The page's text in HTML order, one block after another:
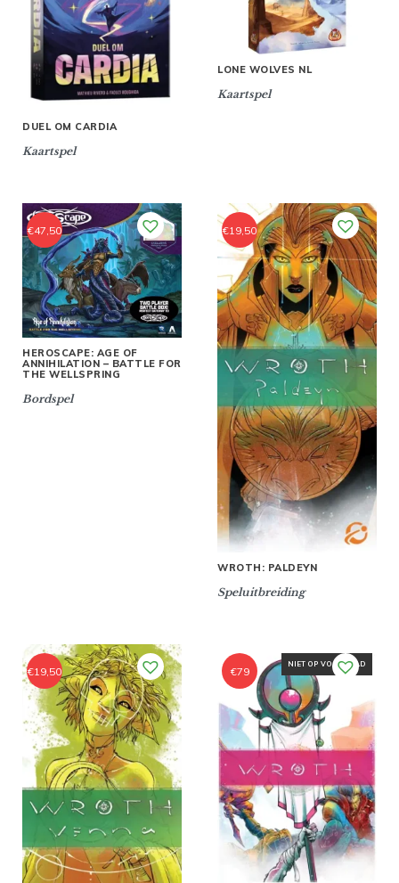
DUEL OM CARDIA
Kaartspel
LONE WOLVES NL
Kaartspel
HEROSCAPE: AGE OF
ANNIHILATION – BATTLE FOR
THE WELLSPRING
Bordspel
€47,50
WROTH: PALDEYN
Speluitbreiding
€19,50
€19,50
NIET OP VOORRAAD
€79